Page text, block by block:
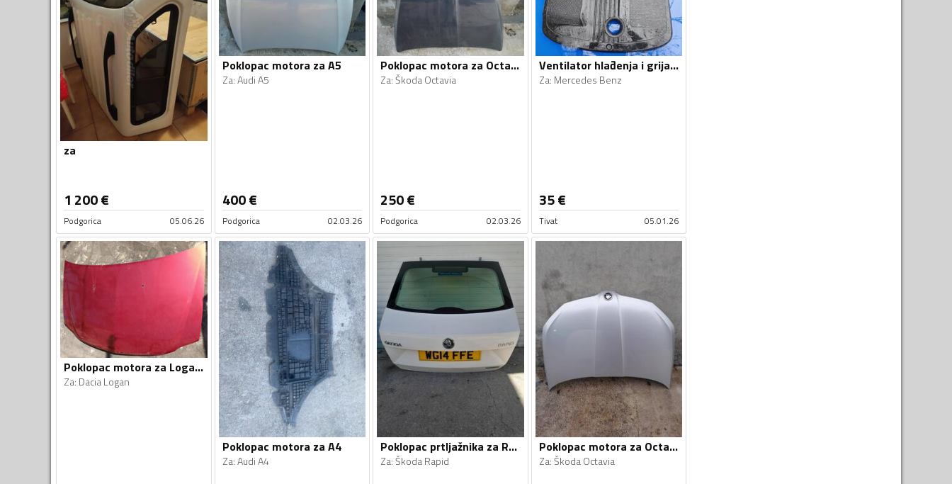
za
1 200€
Podgorica 05.06.26
Poklopac motora za A5
Za:Audi A5
400€
Podgorica 02.03.26
Poklopac motora za Octavia
Za:Škoda Octavia
250€
Podgorica 02.03.26
Ventilator hlađenja i grijanja za
Za: Mercedes Benz
35€
Tivat 05.01.26
Poklopac motora za Logan, Logan
Za: Dacia Logan
Poklopac motora za A4
Za:Audi A4
Poklopac prtljažnika za Rapid
Za:Škoda Rapid
Poklopac motora za Octavia
Za:Škoda Octavia